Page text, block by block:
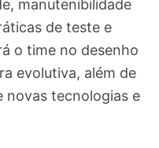
manutenibilidade
de teste e
o time no desenho
evolutiva, além de
novas tecnologias e